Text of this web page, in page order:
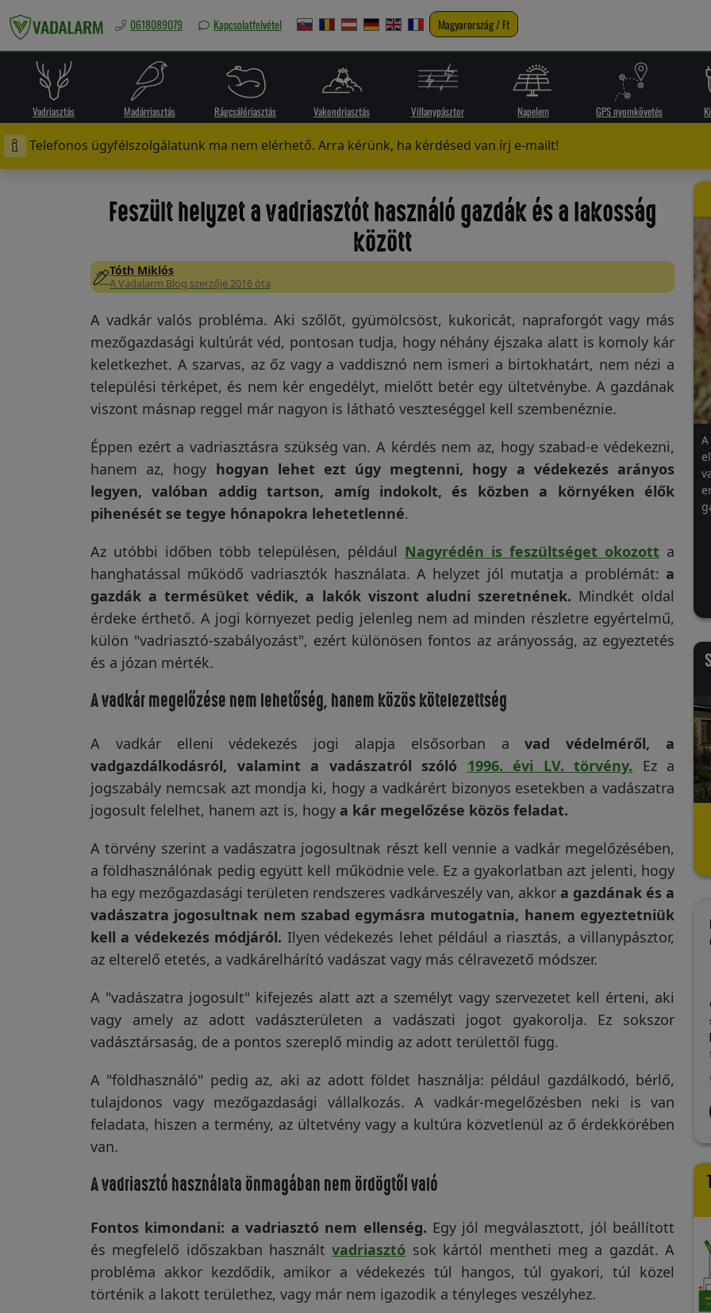
Magyarország
Rágcsálóriasztás
Vakondriasztás
Villanypásztor
nyomkövetés
viszonteladó!
Visszaküldési
Kapcsolatfelvétel
Regisztráció/Belépés
0618089079 Kapcsolatfelvétel Magyarország / Ft
Vadriasztás Madárriasztás Rágcsálóriasztás Vakondriasztás Villanypásztor Napelem GPS nyomkövetés
Telefonos ügyfélszolgálatunk ma nem elérhető. Arra kérünk, ha kérdésed van írj e-mailt!
Feszült helyzet a vadriasztót használó gazdák és a lakosság
között
Tóth Miklós
A Vadalarm Blog szerzője 2016 óta
A vadkár valós probléma. Aki szőlőt, gyümölcsöst, kukoricát, napraforgót vagy más
mezőgazdasági kultúrát véd, pontosan tudja, hogy néhány éjszaka alatt is komoly kár
keletkezhet. A szarvas, az őz vagy a vaddisznó nem ismeri a birtokhatárt, nem nézi a
települési térképet, és nem kér engedélyt, mielőtt betér egy ültetvénybe. A gazdának
viszont másnap reggel már nagyon is látható veszteséggel kell szembenéznie.
Éppen ezért a vadriasztásra szükség van. A kérdés nem az, hogy szabad-e védekezni,
hanem az, hogy hogyan lehet ezt úgy megtenni, hogy a védekezés arányos
legyen, valóban addig tartson, amíg indokolt, és közben a környéken élők
pihenését se tegye hónapokra lehetetlenné.
Az utóbbi időben több településen, például Nagyrédén is feszültséget okozott a
hanghatással működő vadriasztók használata. A helyzet jól mutatja a problémát: a
gazdák a termésüket védik, a lakók viszont aludni szeretnének. Mindkét oldal
érdeke érthető. A jogi környezet pedig jelenleg nem ad minden részletre egyértelmű,
külön "vadriasztó-szabályozást", ezért különösen fontos az arányosság, az egyeztetés
és a józan mérték.
A vadkár megelőzése nem lehetőség, hanem közös kötelezettség
A vadkár elleni védekezés jogi alapja elsősorban avad védelméről, a
vadgazdálkodásról, valamint a vadászatról szóló 1996. évi LV. törvény. Ez a
jogszabály nemcsak azt mondja ki, hogy a vadkárért bizonyos esetekben a vadászatra
jogosult felelhet, hanem azt is, hogy a kár megelőzése közös feladat.
A törvény szerint a vadászatra jogosultnak részt kell vennie a vadkár megelőzésében,
a földhasználónak pedig együtt kell működnie vele. Ez a gyakorlatban azt jelenti, hogy
ha egy mezőgazdasági területen rendszeres vadkárveszély van, akkor a gazdának és a
vadászatra jogosultnak nem szabad egymásra mutogatnia, hanem egyeztetniük
kell a védekezés módjáról. Ilyen védekezés lehet például a riasztás, a villanypásztor,
az elterelő etetés, a vadkárelhárító vadászat vagy más célravezető módszer.
A "vadászatra jogosult" kifejezés alatt azt a személyt vagy szervezetet kell érteni, aki
vagy amely az adott vadászterületen a vadászati jogot gyakorolja. Ez sokszor
vadásztársaság, de a pontos szereplő mindig az adott területtől függ.
A "földhasználó" pedig az, aki az adott földet használja: például gazdálkodó, bérlő,
tulajdonos vagy mezőgazdasági vállalkozás. A vadkár-megelőzésben neki is van
feladata, hiszen a termény, az ültetvény vagy a kultúra közvetlenül az ő érdekkörében
van.
A vadriasztó használata önmagában nem ördögtől való
Fontos kimondani: a vadriasztó nem ellenség. Egy jól megválasztott, jól beállított
és megfelelő időszakban használtvadriasztó sok kártól mentheti meg a gazdát. A
probléma akkor kezdődik, amikor a védekezés túl hangos, túl gyakori, túl közel
történik a lakott területhez, vagy már nem igazodik a tényleges veszélyhez.
Meghökkentően korrekt,
segítőkész cég.
Több terméket vásároltam
már, először is nagyon
beváltak.
Egy technikai problémám volt
és azonnal segítettek.
Köszönöm.
CSak ajánlani tudom
mindenkinek!
Olvass tovább
János Drobilich
3 hónapja
Jó minőségű,Gps
nyomkövetöt
vásároltam,bármikor meg
tudom nézni hol van a
járgány.Kiválló😁
Olvass tovább
Csilla Kalmár
3 hónapja
A vakondriasztót kézhez
vétele után föl töltöttem és
az útmutató alapján
telepítettem. Mivel a
talajfúró a szükségesnél
nagyobb átmérőjű lyukat
készített, a riasztó szára
körül jól le kellett döngölnöm
Olvass tovább
János Papp
3 hónapja